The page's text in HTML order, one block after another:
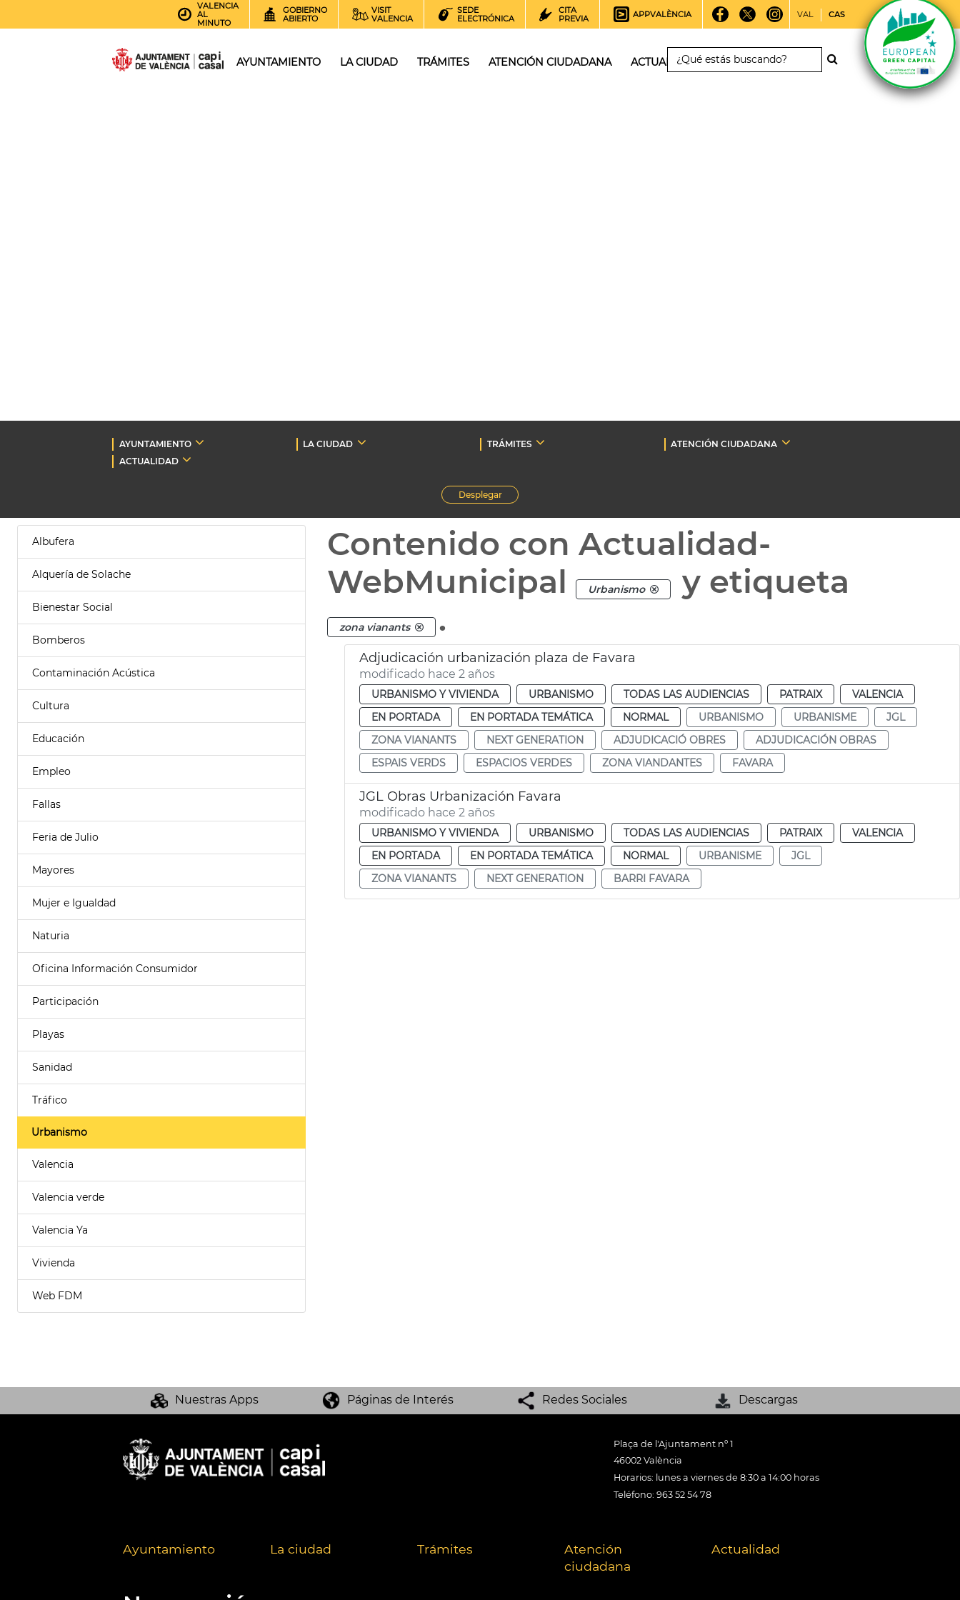
VALENCIA
AL
MINUTO
GOBIERNO
ABIERTO
VISIT
VALENCIA
SEDE
ELECTRÓNICA
CITA
PREVIA
APPVALÈNCIA VAL CAS
AYUNTAMIENTO LA CIUDAD TRÁMITES ATENCIÓN CIUDADANA ACTUALIDAD
AYUNTAMIENTO LA CIUDAD TRÁMITES
ATENCIÓN CIUDADANA
ACTUALIDAD
Desplegar
Albufera
Alquería de Solache
Bienestar Social
Bomberos
Contaminación Acústica
Cultura
Educación
Empleo
Fallas
Feria de Julio
Mayores
Mujer e Igualdad
Naturia
Oficina Información Consumidor
Participación
Playas
Sanidad
Tráfico
Urbanismo
Valencia
Valencia verde
Valencia Ya
Vivienda
Web FDM
Contenido con Actualidad-
WebMunicipal
Urbanismo y etiqueta
zona vianants .
Adjudicación urbanización plaza de Favara
modificado hace 2 años
URBANISMO Y VIVIENDA URBANISMO TODAS LAS AUDIENCIAS PATRAIX
VALENCIA
EN PORTADA
EN PORTADA TEMÁTICA NORMAL URBANISMO URBANISME
JGL
ZONA VIANANTS
NEXT GENERATION ADJUDICACIÓ OBRES
ADJUDICACIÓN OBRAS
ESPAIS VERDS
ESPACIOS VERDES ZONA VIANDANTES FAVARA
JGL Obras Urbanización Favara
modificado hace 2 años
URBANISMO Y VIVIENDA URBANISMO TODAS LAS AUDIENCIAS PATRAIX
VALENCIA
EN PORTADA
EN PORTADA TEMÁTICA NORMAL URBANISME
JGL
ZONA VIANANTS
NEXT GENERATION BARRI FAVARA
Nuestras Apps Páginas de Interés Redes Sociales Descargas
Plaça de l'Ajuntament nº 1
46002 València
Horarios: lunes a viernes de 8:30 a 14:00 horas
Teléfono: 963 52 54 78
Ayuntamiento La ciudad Trámites
Atención
ciudadana
Actualidad